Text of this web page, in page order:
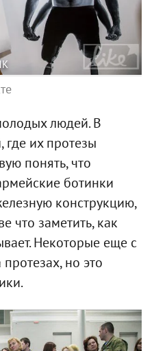
людей. В
где их протезы
понять, что
ботинки
конструкцию,
что заметить, как
Некоторые еще с
но это